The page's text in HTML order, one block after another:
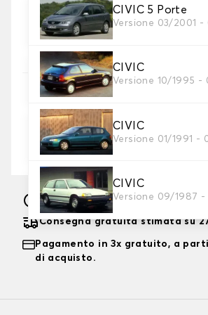
CIVIC 5 Porte
Versione 03/2001 -
CIVIC
Versione 10/1995 -
CIVIC
Versione 01/1991 -
CIVIC
Versione 09/1987 -
8. Tallone di rinforzo
Aggiungete un cuscinetto di
tappetino del conducente per
9. Ricamo
Personalizza il tappetino con testo
Aggiungere testo e logo + 8,00 €
Fabbricazione sotto 10 giorni
Consegna gratuita stimata su
Pagamento in 3x gratuito, a
di acquisto.